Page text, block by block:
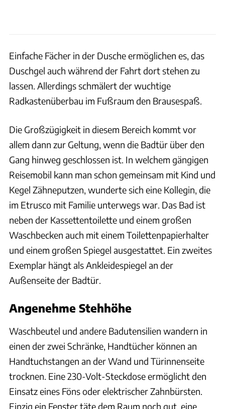
Einfache Fächer in der Dusche ermöglichen es, das
Duschgel auch während der Fahrt dort stehen zu
lassen. Allerdings schmälert der wuchtige
Radkastenüberbau im Fußraum den Brausespaß.
Die Großzügigkeit in diesem Bereich kommt vor
allem dann zur Geltung, wenn die Badtür über den
Gang hinweg geschlossen ist. In welchem gängigen
Reisemobil kann man schon gemeinsam mit Kind und
Kegel Zähneputzen, wunderte sich eine Kollegin, die
im Etrusco mit Familie unterwegs war. Das Bad ist
neben der Kassettentoilette und einem großen
Waschbecken auch mit einem Toilettenpapierhalter
und einem großen Spiegel ausgestattet. Ein zweites
Exemplar hängt als Ankleidespiegel an der
Außenseite der Badtür.
Angenehme Stehhöhe
Waschbeutel und andere Badutensilien wandern in
einen der zwei Schränke, Handtücher können an
Handtuchstangen an der Wand und Türinnenseite
trocknen. Eine 230-Volt-Steckdose ermöglicht den
Einsatz eines Föns oder elektrischer Zahnbürsten.
Einzig ein Fenster täte dem Raum noch gut, eine